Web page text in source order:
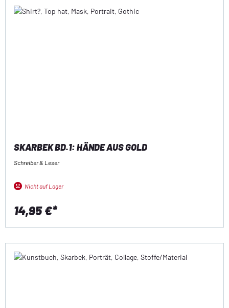
SKARBEK BD.1: HÄNDE AUS GOLD
Schreiber & Leser
Nicht auf Lager
14,95 €*